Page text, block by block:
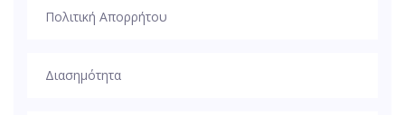
Πολιτική Απορρήτου
Διασημότητα